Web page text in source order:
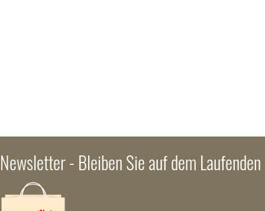
Newsletter - Bleiben Sie auf dem Laufenden